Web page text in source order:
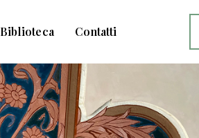
Biblioteca Contatti